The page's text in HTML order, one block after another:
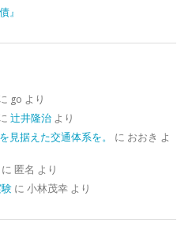
』
go より
辻井隆治 より
見据えた交通体系を。
に おおき よ
に 匿名 より
験 に 小林茂幸 より